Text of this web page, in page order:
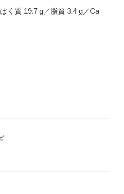
く質 19.7 g／脂質 3.4 g／Ca